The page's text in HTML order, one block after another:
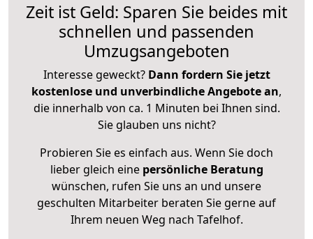
Zeit ist Geld: Sparen Sie beides mit
schnellen und passenden
Umzugsangeboten
Interesse geweckt? Dann fordern Sie jetzt
kostenlose und unverbindliche Angebote an,
die innerhalb von ca. 1 Minuten bei Ihnen sind.
Sie glauben uns nicht?
Probieren Sie es einfach aus. Wenn Sie doch
lieber gleich eine persönliche Beratung
wünschen, rufen Sie uns an und unsere
geschulten Mitarbeiter beraten Sie gerne auf
Ihrem neuen Weg nach Tafelhof.